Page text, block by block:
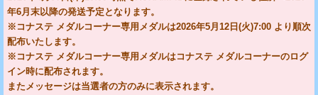
年6月末以降の発送予定となります。
※コナステ メダルコーナー専用メダルは2026年5月12日(火)7:00 より順次
配布いたします。
※コナステ メダルコーナー専用メダルはコナステ メダルコーナーのログ
イン時に配布されます。
またメッセージは当選者の方のみに表示されます。